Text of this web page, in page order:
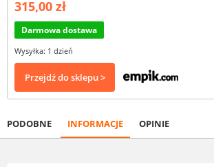
315,00 zł
Darmowa dostawa
Wysyłka: 1 dzień
Przejdź do sklepu >
PODOBNE INFORMACJE OPINIE